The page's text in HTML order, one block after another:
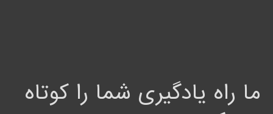
ما راه یادگیری شما را کوتاه